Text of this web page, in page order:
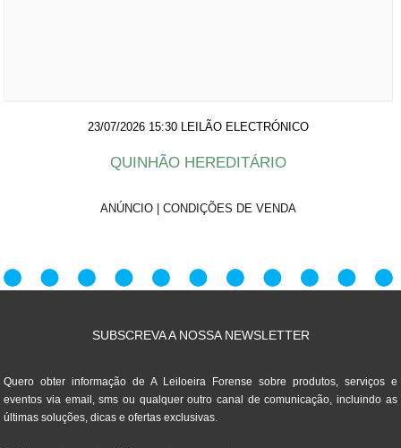
23/07/2026 15:30 LEILÃO ELECTRÓNICO
QUINHÃO HEREDITÁRIO
ANÚNCIO |CONDIÇÕES DE VENDA
SUBSCREVA A NOSSA NEWSLETTER
Quero obter informação de A Leiloeira Forense sobre produtos, serviços e
eventos via email, sms ou qualquer outro canal de comunicação, incluindo as
últimas soluções, dicas e ofertas exclusivas.